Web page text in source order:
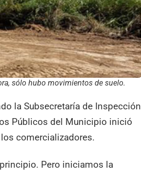
sólo hubo movimientos de suelo.
la Subsecretaría de Inspección
Públicos del Municipio inició
comercializadores.
Pero iniciamos la